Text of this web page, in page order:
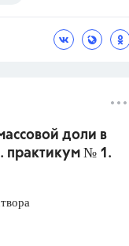
доли в
практикум № 1.